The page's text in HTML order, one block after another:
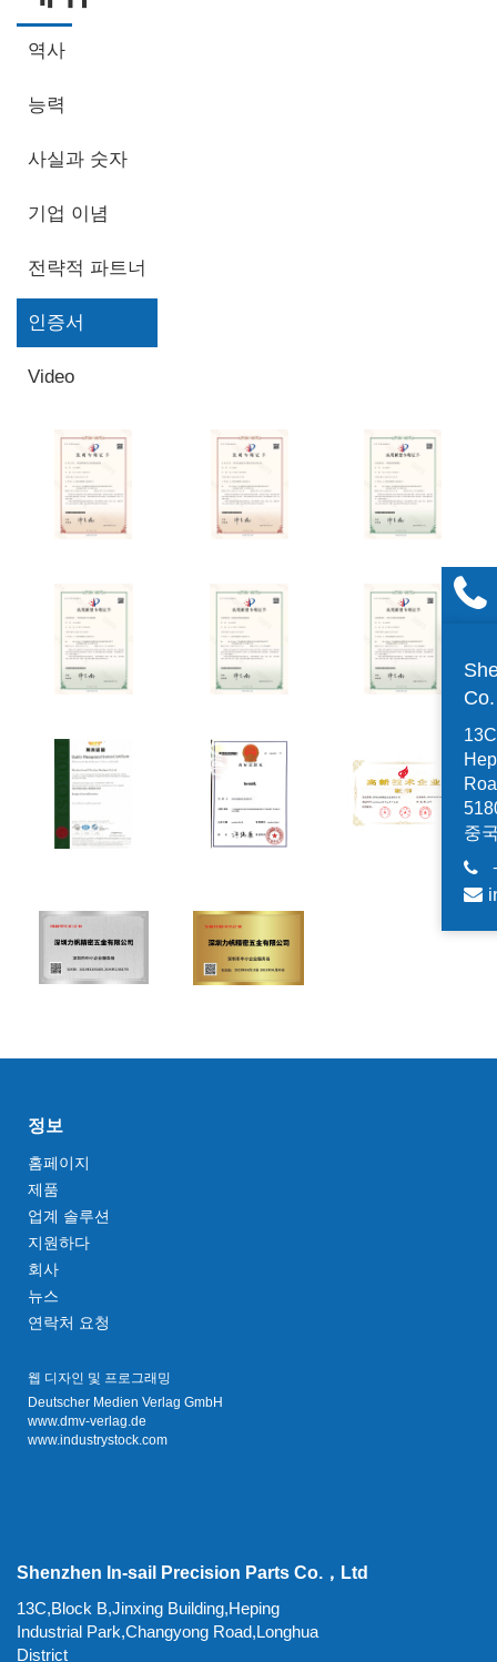
역사
능력
사실과 숫자
기업 이념
전략적 파트너
인증서
Video
정보
홈페이지
제품
업계 솔루션
지원하다
회사
뉴스
연락처 요청
웹 디자인 및 프로그래밍
Deutscher Medien Verlag GmbH
www.dmv-verlag.de
www.industrystock.com
Shenzhen In-sail Precision Parts Co.，Ltd
13C,Block B,Jinxing Building,Heping
Industrial Park,Changyong Road,Longhua
District
중